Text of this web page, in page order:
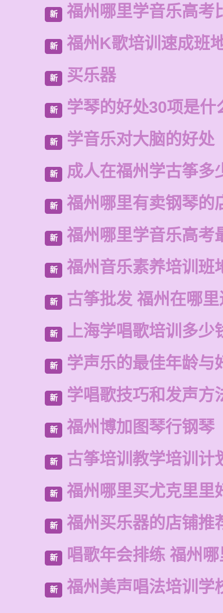
新 福州哪里学音乐高考
新 福州K歌培训速成班
新 买乐器
新 学琴的好处30项是什
新 学音乐对大脑的好处
新 成人在福州学古筝多
新 福州哪里有卖钢琴的
新 福州哪里学音乐高考
新 福州音乐素养培训班
新 古筝批发 福州在哪
新 上海学唱歌培训多少
新 学声乐的最佳年龄与
新 学唱歌技巧和发声方
新 福州博加图琴行钢琴
新 古筝培训教学培训计
新 福州哪里买尤克里里
新 福州买乐器的店铺推
新 唱歌年会排练 福州
新 福州美声唱法培训学